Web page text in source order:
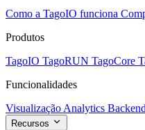
Como a TagoIO funciona
Produtos
TagoIO TagoRUN TagoCore
Funcionalidades
Visualização Analytics Backend
Recursos